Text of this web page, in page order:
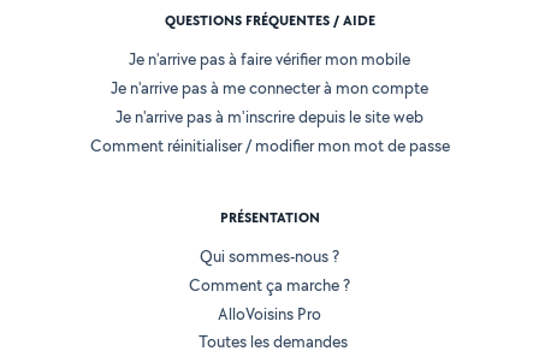
QUESTIONS FRÉQUENTES / AIDE
Je n'arrive pas à faire vérifier mon mobile
Je n'arrive pas à me connecter à mon compte
Je n'arrive pas à m'inscrire depuis le site web
Comment réinitialiser / modifier mon mot de passe
PRÉSENTATION
Qui sommes-nous ?
Comment ça marche ?
AlloVoisins Pro
Toutes les demandes